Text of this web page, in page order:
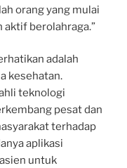
orang yang mulai
aktif berolahraga.”
adalah
kesehatan.
teknologi
pesat dan
terhadap
aplikasi
untuk